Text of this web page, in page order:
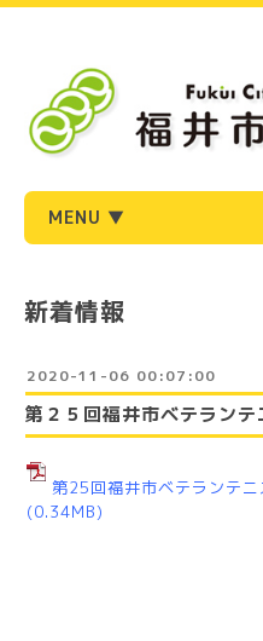
MENU ▼
新着情報
2020-11-06 00:07:00
第２５回福井市ベテラン
第25回福井市ベテランテ
(0.34MB)